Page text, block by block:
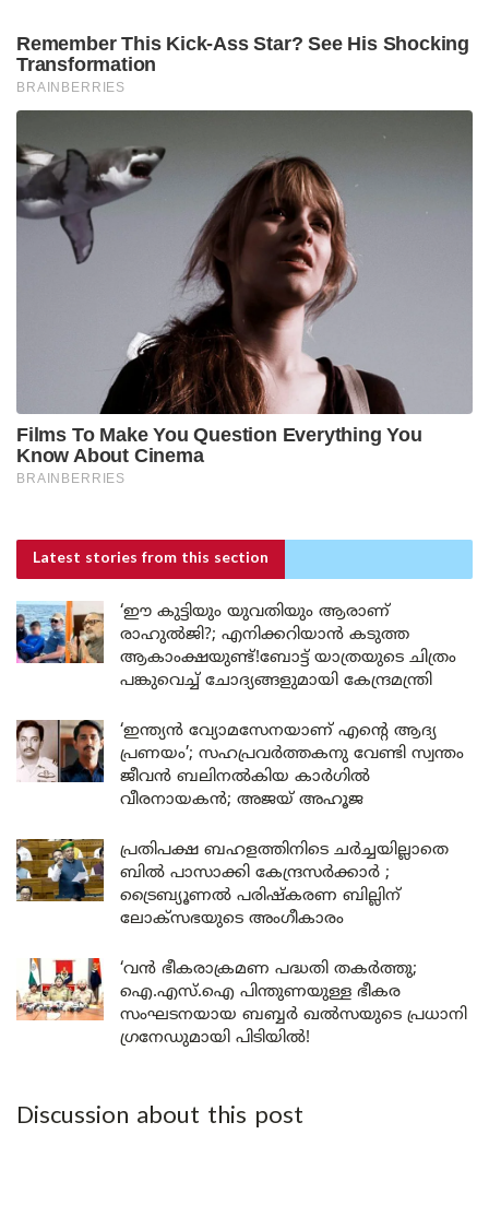
Latest stories from this section
‘ഈ കുട്ടിയും യുവതിയും ആരാണ്
രാഹുൽജി?; എനിക്കറിയാൻ കടുത്ത
ആകാംക്ഷയുണ്ട്!ബോട്ട് യാത്രയുടെ ചിത്രം
പങ്കുവെച്ച് ചോദ്യങ്ങളുമായി കേന്ദ്രമന്ത്രി
‘ഇന്ത്യൻ വ്യോമസേനയാണ് എന്റെ ആദ്യ
പ്രണയം’; സഹപ്രവർത്തകനു വേണ്ടി സ്വന്തം
ജീവൻ ബലിനൽകിയ കാർഗിൽ
വീരനായകൻ; അജയ് അഹൂജ
പ്രതിപക്ഷ ബഹളത്തിനിടെ ചർച്ചയില്ലാതെ
ബിൽ പാസാക്കി കേന്ദ്രസർക്കാർ ;
ട്രൈബ്യൂണൽ പരിഷ്കരണ ബില്ലിന്
ലോക്‌സഭയുടെ അംഗീകാരം
‘വൻ ഭീകരാക്രമണ പദ്ധതി തകർത്തു;
ഐ.എസ്.ഐ പിന്തുണയുള്ള ഭീകര
സംഘടനയായ ബബ്ബർ ഖൽസയുടെ പ്രധാനി
ഗ്രനേഡുമായി പിടിയിൽ!
Discussion about this post